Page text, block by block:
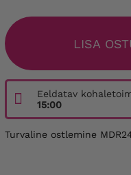
LISA
Eeldatav
15:00
Turvaline ostlemine